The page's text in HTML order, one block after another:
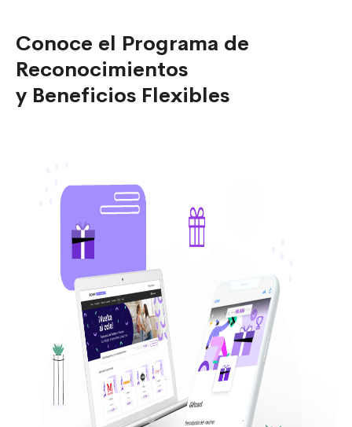
Conoce el Programa de
Reconocimientos
y Beneficios Flexibles